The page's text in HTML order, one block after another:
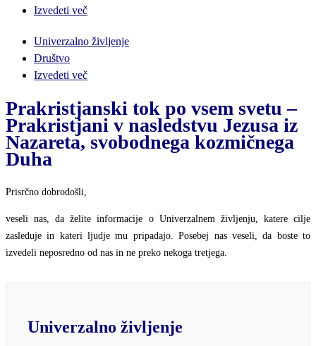
Izvedeti več
Univerzalno življenje
Društvo
Izvedeti več
Prakristjanski tok po vsem svetu –
Prakristjani v nasledstvu Jezusa iz
Nazareta, svobodnega kozmičnega
Duha
Prisrčno dobrodošli,
veseli nas, da želite informacije o Univerzalnem življenju, katere cilje
zasleduje in kateri ljudje mu pripadajo. Posebej nas veseli, da boste to
izvedeli neposredno od nas in ne preko nekoga tretjega.
Univerzalno življenje